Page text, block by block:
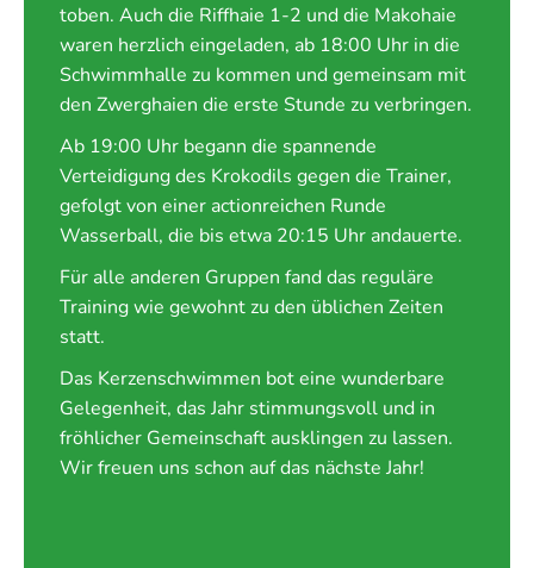
toben. Auch die Riffhaie 1-2 und die Makohaie
waren herzlich eingeladen, ab 18:00 Uhr in die
Schwimmhalle zu kommen und gemeinsam mit
den Zwerghaien die erste Stunde zu verbringen.
Ab 19:00 Uhr begann die spannende
Verteidigung des Krokodils gegen die Trainer,
gefolgt von einer actionreichen Runde
Wasserball, die bis etwa 20:15 Uhr andauerte.
Für alle anderen Gruppen fand das reguläre
Training wie gewohnt zu den üblichen Zeiten
statt.
Das Kerzenschwimmen bot eine wunderbare
Gelegenheit, das Jahr stimmungsvoll und in
fröhlicher Gemeinschaft ausklingen zu lassen.
Wir freuen uns schon auf das nächste Jahr!